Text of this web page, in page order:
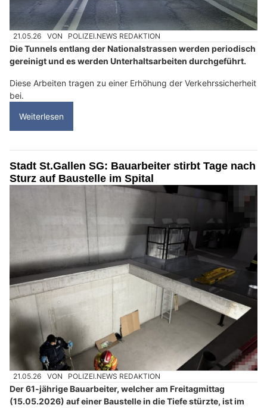
21.05.26 VON POLIZEI.NEWS REDAKTION
Die Tunnels entlang der Nationalstrassen werden periodisch
gereinigt und es werden Unterhaltsarbeiten durchgeführt.
Diese Arbeiten tragen zu einer Erhöhung der Verkehrssicherheit
bei.
Weiterlesen
Stadt St.Gallen SG: Bauarbeiter stirbt Tage nach
Sturz auf Baustelle im Spital
21.05.26 VON POLIZEI.NEWS REDAKTION
Der 61-jährige Bauarbeiter, welcher am Freitagmittag
(15.05.2026) auf einer Baustelle in die Tiefe stürzte, ist im